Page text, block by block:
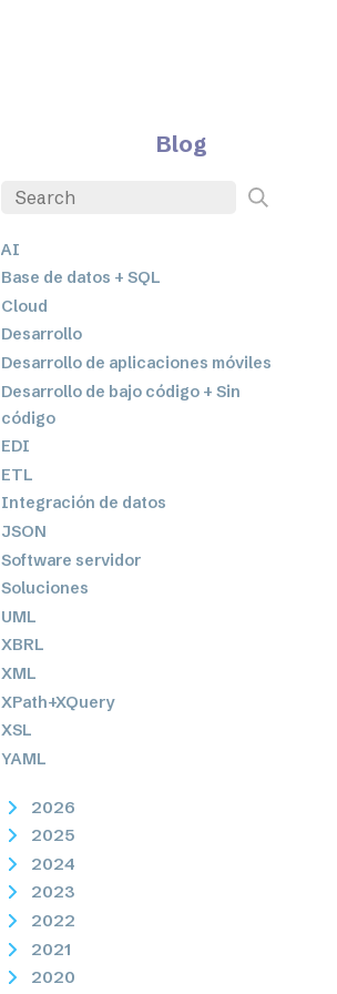
Blog
AI
Base de datos + SQL
Cloud
Desarrollo
Desarrollo de aplicaciones móviles
Desarrollo de bajo código + Sin
código
EDI
ETL
Integración de datos
JSON
Software servidor
Soluciones
UML
XBRL
XML
XPath+XQuery
XSL
YAML
2026
2025
2024
2023
2022
2021
2020